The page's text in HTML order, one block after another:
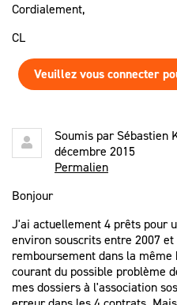
Cordialement,
CL
Veuillez vous connecter
Soumis parSébastien
décembre 2015
Permalien
Bonjour
J'ai actuellement 4 prêts pour
environ souscrits entre 2007 et
remboursement dans la même
courant du possible problème
mes dossiers à l'association